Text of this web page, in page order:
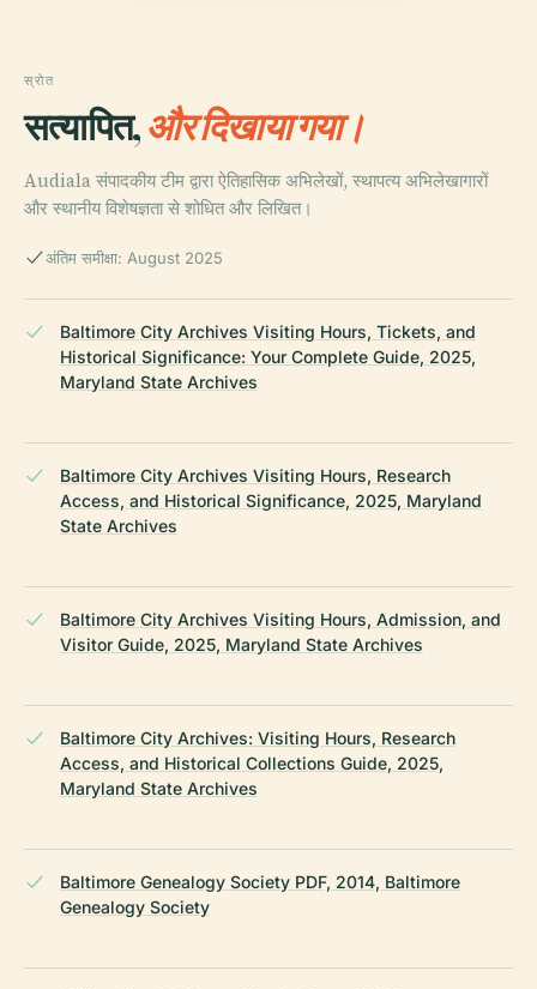
स्रोत
सत्यापित,और दिखाया गया।
Audiala संपादकीय टीम द्वारा ऐतिहासिक अभिलेखों, स्थापत्य अभिलेखागारों
और स्थानीय विशेषज्ञता से शोधित और लिखित।
अंतिम समीक्षा: August 2025
Baltimore City Archives Visiting Hours, Tickets, and
Historical Significance: Your Complete Guide, 2025,
Maryland State Archives
Baltimore City Archives Visiting Hours, Research
Access, and Historical Significance, 2025, Maryland
State Archives
Baltimore City Archives Visiting Hours, Admission, and
Visitor Guide, 2025, Maryland State Archives
Baltimore City Archives: Visiting Hours, Research
Access, and Historical Collections Guide, 2025,
Maryland State Archives
Baltimore Genealogy Society PDF, 2014, Baltimore
Genealogy Society